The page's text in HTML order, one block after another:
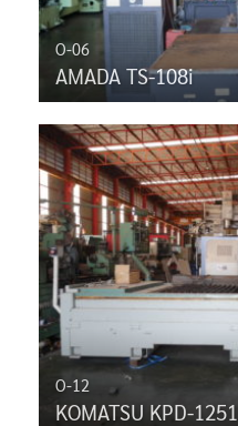
O-06
AMADA TS-108i
O-12
KOMATSU KPD-1251